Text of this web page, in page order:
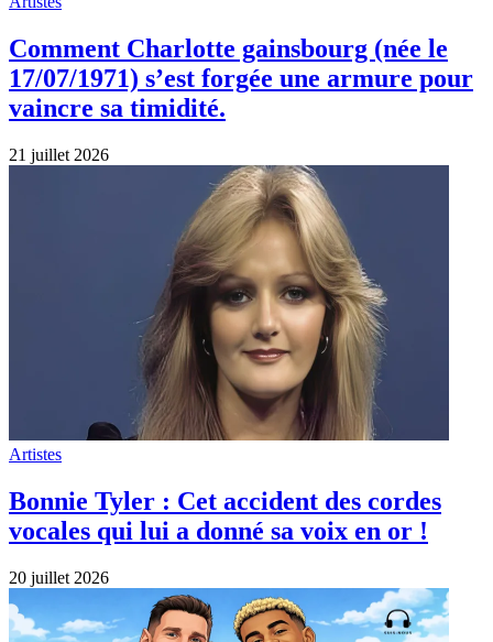
Comment Charlotte gainsbourg (née le
17/07/1971) s’est forgée une armure pour
vaincre sa timidité.
21 juillet 2026
Artistes
Bonnie Tyler : Cet accident des cordes
vocales qui lui a donné sa voix en or !
20 juillet 2026